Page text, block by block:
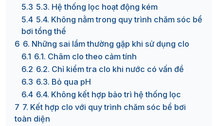
5.3 5.3. Hệ thống lọc hoạt động kém
5.4 5.4. Không nằm trong quy trình chăm sóc bể
bơi tổng thể
6 6. Những sai lầm thường gặp khi sử dụng clo
6.1 6.1. Châm clo theo cảm tính
6.2 6.2. Chỉ kiểm tra clo khi nước có vấn đề
6.3 6.3. Bỏ qua pH
6.4 6.4. Không kết hợp bảo trì hệ thống lọc
7 7. Kết hợp clo với quy trình chăm sóc bể bơi
toàn diện